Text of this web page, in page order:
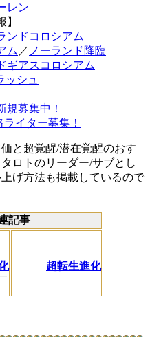
レン
】
ンドコロシアム
ム ／ ノーランド降臨
ギアスコロシアム
ッシュ
規募集中！
イター募集！
と超覚醒/潜在覚醒のおす
ロトのリーダー/サブとし
げ方法も掲載しているので
記事
超転生進化